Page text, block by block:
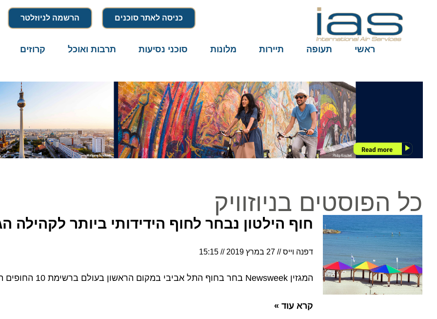
כניסה לאתר סוכנים הרשמה לניוזלטר
ראשי תעופה תיירות מלונות סוכני נסיעות תרבות ואוכל קרוזים
כל הפוסטים בניוזוויק
חוף הילטון נבחר לחוף הידידותי ביותר לקהילה
דפנה וייס 27 במרץ 2019 15:15
המגזין Newsweek בחר בחוף התל אביבי במקום הראשון בעולם ברשימת 10 החופים הידידותיים לקהילה
קרא עוד »